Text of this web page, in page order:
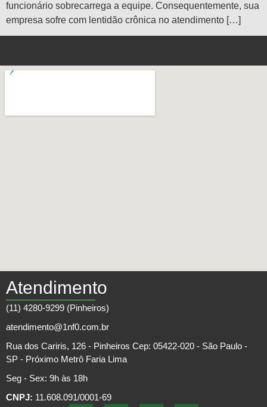
funcionário sobrecarrega a equipe. Consequentemente, sua
empresa sofre com lentidão crônica no atendimento […]
Atendimento
(11) 4280-9299 (Pinheiros)
atendimento@1nf0.com.br
Rua dos Cariris, 126 - Pinheiros Cep: 05422-020 - São Paulo -
SP - Próximo Metrô Faria Lima
Seg - Sex: 9h às 18h
CNPJ: 11.608.091/0001-69